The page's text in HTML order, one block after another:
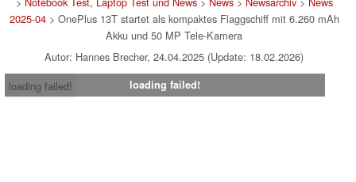
2025-04> OnePlus 13T startet als kompaktes Flaggschiff mit 6.260 mAh
Akku und 50 MP Tele-Kamera
Autor: Hannes Brecher, 24.04.2025 (Update: 18.02.2026)
loading failed!
loading failed!